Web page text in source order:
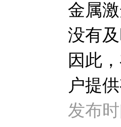
金属
没有
因此
户提
发布